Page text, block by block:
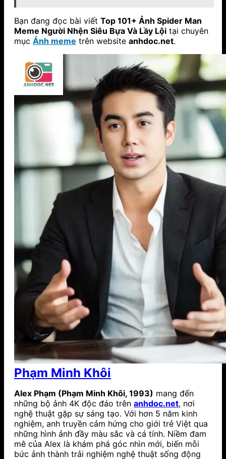
Bạn đang đọc bài viết Top 101+ Ảnh Spider Man
Meme Người Nhện Siêu Bựa Và Lầy Lội tại chuyên
mục Ảnh meme trên website anhdoc.net.
Phạm Minh Khôi
Alex Phạm (Phạm Minh Khôi, 1993) mang đến
những bộ ảnh 4K độc đáo trên anhdoc.net, nơi
nghệ thuật gặp sự sáng tạo. Với hơn 5 năm kinh
nghiệm, anh truyền cảm hứng cho giới trẻ Việt qua
những hình ảnh đầy màu sắc và cá tính. Niềm đam
mê của Alex là khám phá góc nhìn mới, biến mỗi
bức ảnh thành trải nghiệm nghệ thuật sống động